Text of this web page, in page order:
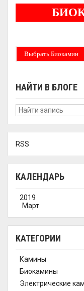
Выбрать Биокамин
НАЙТИ В БЛОГЕ
RSS
КАЛЕНДАРЬ
2019
Март
КАТЕГОРИИ
Камины
Биокамины
Электрические